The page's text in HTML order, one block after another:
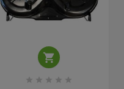

    